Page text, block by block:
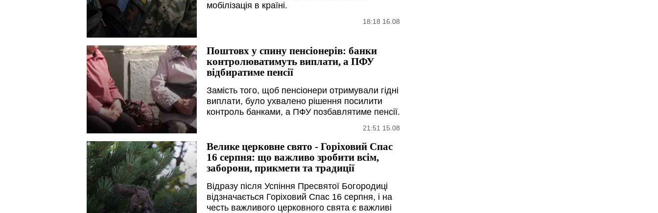
мобілізація в країні.
18:18 16.08
Поштовх у спину пенсіонерів: банки
контролюватимуть виплати, а ПФУ
відбиратиме пенсії
Замість того, щоб пенсіонери отримували гідні
виплати, було ухвалено рішення посилити
контроль банками, а ПФУ позбавлятиме пенсії.
21:51 15.08
Велике церковне свято - Горіховий Спас
16 серпня: що важливо зробити всім,
заборони, прикмети та традиції
Відразу після Успіння Пресвятої Богородиці
відзначається Горіховий Спас 16 серпня, і на
честь важливого церковного свята є важливі